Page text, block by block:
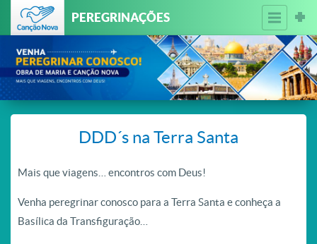
PEREGRINAÇÕES
DDD´s na Terra Santa
Mais que viagens… encontros com Deus!
Venha peregrinar conosco para a Terra Santa e conheça a
Basílica da Transfiguração…